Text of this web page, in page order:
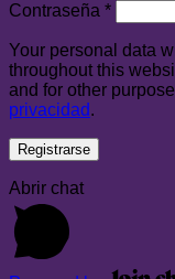
Contraseña *
Your personal data
throughout this
and for other
privacidad.
Registrarse
Abrir chat